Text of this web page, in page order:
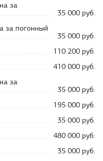
за
35 000 руб.
за погонный
35 000 руб.
110 200 руб.
410 000 руб.
за
35 000 руб.
195 000 руб.
35 000 руб.
480 000 руб.
35 000 руб.